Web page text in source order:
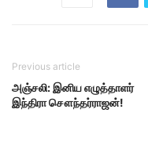
Previous article
அஞ்சலி: இனிய எழுத்தாளர்
இந்திரா சௌந்தர்ராஜன்!